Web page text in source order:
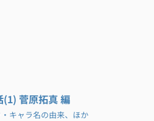
(1) 菅原拓真 編
キャラ名の由来、ほか